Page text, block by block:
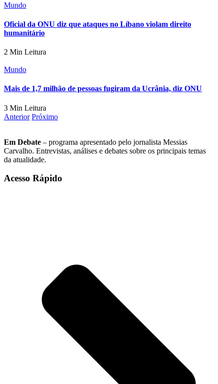
Mundo
Oficial da ONU diz que ataques no Líbano violam direito
humanitário
2 Min Leitura
Mundo
Mais de 1,7 milhão de pessoas fugiram da Ucrânia, diz ONU
3 Min Leitura
Anterior Próximo
Em Debate – programa apresentado pelo jornalista Messias
Carvalho. Entrevistas, análises e debates sobre os principais temas
da atualidade.
Acesso Rápido